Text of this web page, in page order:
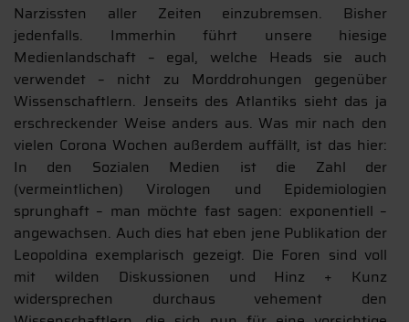
Narzissten aller Zeiten einzubremsen. Bisher
jedenfalls. Immerhin führt unsere hiesige
Medienlandschaft – egal, welche Heads sie auch
verwendet – nicht zu Morddrohungen gegenüber
Wissenschaftlern. Jenseits des Atlantiks sieht das ja
erschreckender Weise anders aus. Was mir nach den
vielen Corona Wochen außerdem auffällt, ist das hier:
In den Sozialen Medien ist die Zahl der
(vermeintlichen) Virologen und Epidemiologien
sprunghaft – man möchte fast sagen: exponentiell –
angewachsen. Auch dies hat eben jene Publikation der
Leopoldina exemplarisch gezeigt. Die Foren sind voll
mit wilden Diskussionen und Hinz + Kunz
widersprechen durchaus vehement den